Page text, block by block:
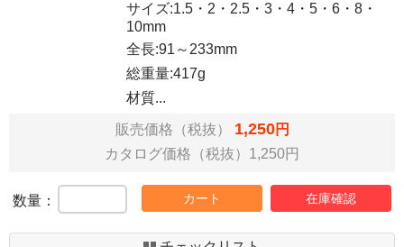
サイズ:1.5・2・2.5・3・4・5・6・8・
10mm
全長:91～233mm
総重量:417g
材質...
販売価格（税抜） 1,250円
カタログ価格（税抜）1,250円
数量： カート 在庫確認